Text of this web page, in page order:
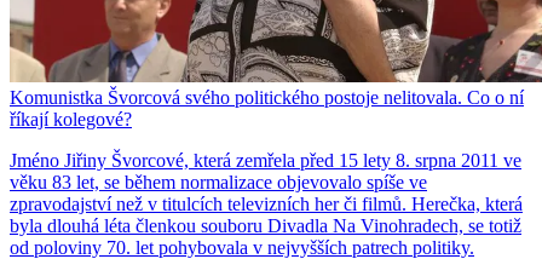
Komunistka Švorcová svého politického postoje nelitovala. Co o ní
říkají kolegové?
Jméno Jiřiny Švorcové, která zemřela před 15 lety 8. srpna 2011 ve
věku 83 let, se během normalizace objevovalo spíše ve
zpravodajství než v titulcích televizních her či filmů. Herečka, která
byla dlouhá léta členkou souboru Divadla Na Vinohradech, se totiž
od poloviny 70. let pohybovala v nejvyšších patrech politiky.